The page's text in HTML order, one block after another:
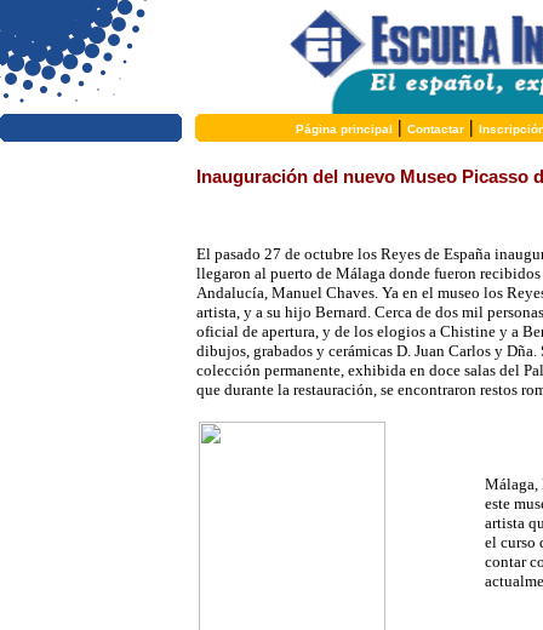
Página principal | Contactar |
Inauguración del nuevo Museo Picasso
El pasado 27 de octubre los Reyes de España
llegaron al puerto de Málaga donde fueron
Andalucía, Manuel Chaves. Ya en el museo los
artista, y a su hijo Bernard. Cerca de dos mil
oficial de apertura, y de los elogios a Chistine y a
dibujos, grabados y cerámicas D. Juan Carlos y
colección permanente, exhibida en doce salas del
que durante la restauración, se encontraron restos
Málaga,
este
artista
el curso
contar